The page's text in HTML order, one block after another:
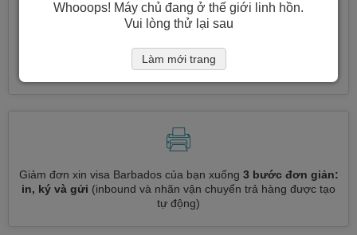
Đăng ký nhiều loại visa cùng một lúc
nhập thông tin lặp đi lặp lại
Giảm đơn xin visa Barbados của bạn xuống 3 bước đơn giản:
in, ký và gửi (inbound và nhãn vận chuyển trả hàng được tạo
tự động)
Whooops! Máy chủ đang ở thế giới linh hồn.
Vui lòng thử lại sau
Làm mới trang